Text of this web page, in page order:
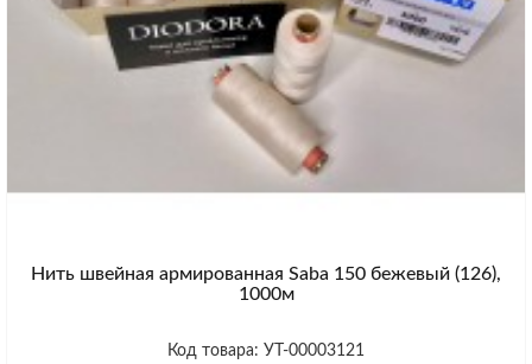
Нить швейная армированная Saba 150 бежевый (126),
1000м
Код товара: УТ-00003121